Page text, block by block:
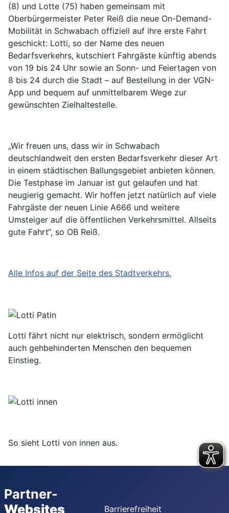
(8) und Lotte (75) haben gemeinsam mit
Oberbürgermeister Peter Reiß die neue On-Demand-
Mobilität in Schwabach offiziell auf ihre erste Fahrt
geschickt: Lotti, so der Name des neuen
Bedarfsverkehrs, kutschiert Fahrgäste künftig abends
von 19 bis 24 Uhr sowie an Sonn- und Feiertagen von
8 bis 24 durch die Stadt – auf Bestellung in der VGN-
App und bequem auf unmittelbarem Wege zur
gewünschten Zielhaltestelle.
„Wir freuen uns, dass wir in Schwabach
deutschlandweit den ersten Bedarfsverkehr dieser Art
in einem städtischen Ballungsgebiet anbieten können.
Die Testphase im Januar ist gut gelaufen und hat
neugierig gemacht. Wir hoffen jetzt natürlich auf viele
Fahrgäste der neuen Linie A666 und weitere
Umsteiger auf die öffentlichen Verkehrsmittel. Allseits
gute Fahrt“, so OB Reiß.
Alle Infos auf der Seite des Stadtverkehrs.
Lotti fährt nicht nur elektrisch, sondern ermöglicht
auch gehbehinderten Menschen den bequemen
Einstieg.
So sieht Lotti von innen aus.
Partner-
Websites
Barrierefreiheit